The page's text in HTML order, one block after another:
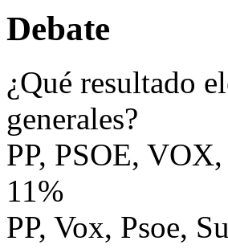
Debate
¿Qué resultado
generales?
PP, PSOE,
11%
PP, Vox, Psoe,